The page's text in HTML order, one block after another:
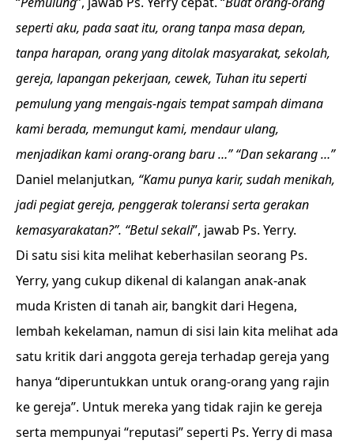
seperti aku, pada saat itu, orang tanpa masa depan,
tanpa harapan, orang yang ditolak masyarakat, sekolah,
gereja, lapangan pekerjaan, cewek, Tuhan itu seperti
pemulung yang mengais-ngais tempat sampah dimana
kami berada, memungut kami, mendaur ulang,
menjadikan kami orang-orang baru …” “Dan sekarang …”
Daniel melanjutkan, “Kamu punya karir, sudah menikah,
jadi pegiat gereja, penggerak toleransi serta gerakan
kemasyarakatan?”. “Betul sekali”, jawab Ps. Yerry.
Di satu sisi kita melihat keberhasilan seorang Ps.
Yerry, yang cukup dikenal di kalangan anak-anak
muda Kristen di tanah air, bangkit dari Hegena,
lembah kekelaman, namun di sisi lain kita melihat ada
satu kritik dari anggota gereja terhadap gereja yang
hanya “diperuntukkan untuk orang-orang yang rajin
ke gereja”. Untuk mereka yang tidak rajin ke gereja
serta mempunyai “reputasi” seperti Ps. Yerry di masa